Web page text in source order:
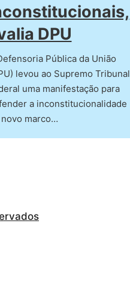
DPU
Pública da União
levou ao Supremo Tribunal
uma manifestação para
a inconstitucionalidade
marco…